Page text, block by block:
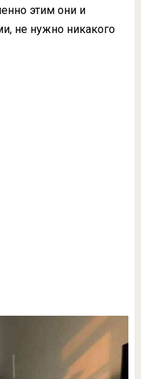
этим они и
не нужно никакого